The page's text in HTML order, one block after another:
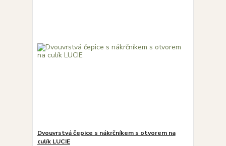
Dvouvrstvá čepice s nákrčníkem s otvorem na
culík LUCIE